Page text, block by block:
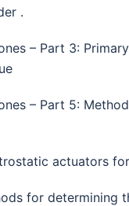
.
– Part 3:
– Part 5:
actuators
for